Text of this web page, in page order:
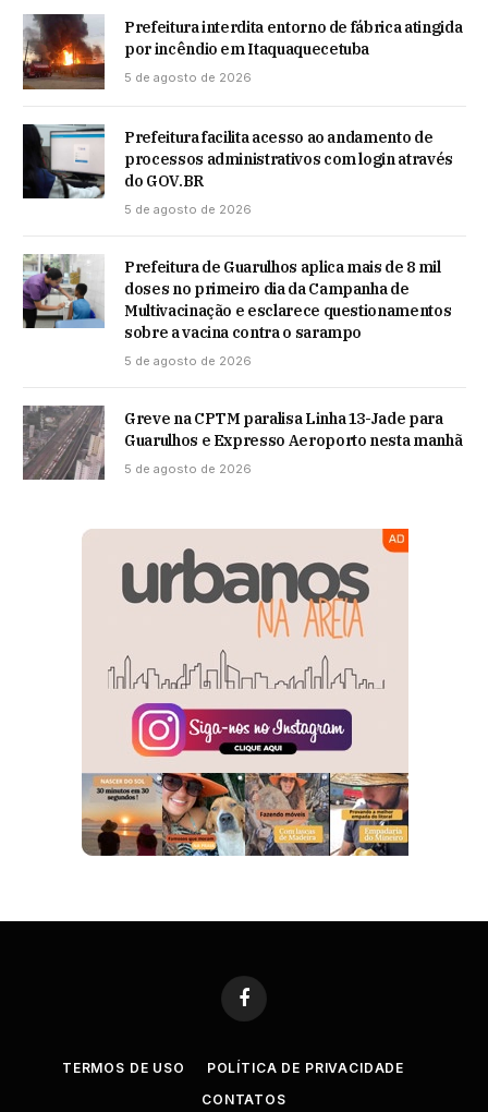
Prefeitura interdita entorno de fábrica atingida
por incêndio em Itaquaquecetuba
5 de agosto de 2026
Prefeitura facilita acesso ao andamento de
processos administrativos com login através
do GOV.BR
5 de agosto de 2026
Prefeitura de Guarulhos aplica mais de 8 mil
doses no primeiro dia da Campanha de
Multivacinação e esclarece questionamentos
sobre a vacina contra o sarampo
5 de agosto de 2026
Greve na CPTM paralisa Linha 13-Jade para
Guarulhos e Expresso Aeroporto nesta manhã
5 de agosto de 2026
Facebook
TERMOS DE USO
POLÍTICA DE PRIVACIDADE
CONTATOS